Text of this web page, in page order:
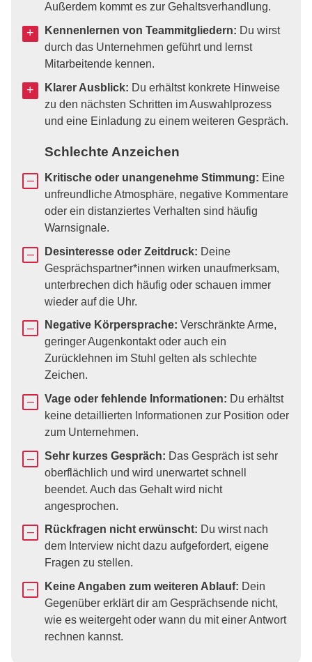
Außerdem kommt es zur Gehaltsverhandlung.
Kennenlernen von Teammitgliedern: Du wirst
durch das Unternehmen geführt und lernst
Mitarbeitende kennen.
Klarer Ausblick: Du erhältst konkrete Hinweise
zu den nächsten Schritten im Auswahlprozess
und eine Einladung zu einem weiteren Gespräch.
Schlechte Anzeichen
Kritische oder unangenehme Stimmung: Eine
unfreundliche Atmosphäre, negative Kommentare
oder ein distanziertes Verhalten sind häufig
Warnsignale.
Desinteresse oder Zeitdruck: Deine
Gesprächspartner*innen wirken unaufmerksam,
unterbrechen dich häufig oder schauen immer
wieder auf die Uhr.
Negative Körpersprache: Verschränkte Arme,
geringer Augenkontakt oder auch ein
Zurücklehnen im Stuhl gelten als schlechte
Zeichen.
Vage oder fehlende Informationen: Du erhältst
keine detaillierten Informationen zur Position oder
zum Unternehmen.
Sehr kurzes Gespräch: Das Gespräch ist sehr
oberflächlich und wird unerwartet schnell
beendet. Auch das Gehalt wird nicht
angesprochen.
Rückfragen nicht erwünscht: Du wirst nach
dem Interview nicht dazu aufgefordert, eigene
Fragen zu stellen.
Keine Angaben zum weiteren Ablauf: Dein
Gegenüber erklärt dir am Gesprächsende nicht,
wie es weitergeht oder wann du mit einer Antwort
rechnen kannst.